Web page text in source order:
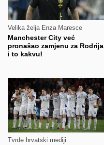
Velika želja Enza Maresce
Manchester City već
pronašao zamjenu za Rodrija
i to kakvu!
Tvrde hrvatski mediji